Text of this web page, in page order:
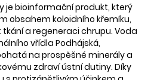
je bioinformační produkt, který
obsahem koloidního křemíku,
a regeneraci chrupu. Voda
vřídla Podhájská,
na prospěšné minerály a
zdraví ústní dutiny. Díky